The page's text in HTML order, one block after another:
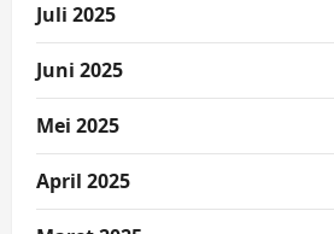
Juli 2025
Juni 2025
Mei 2025
April 2025